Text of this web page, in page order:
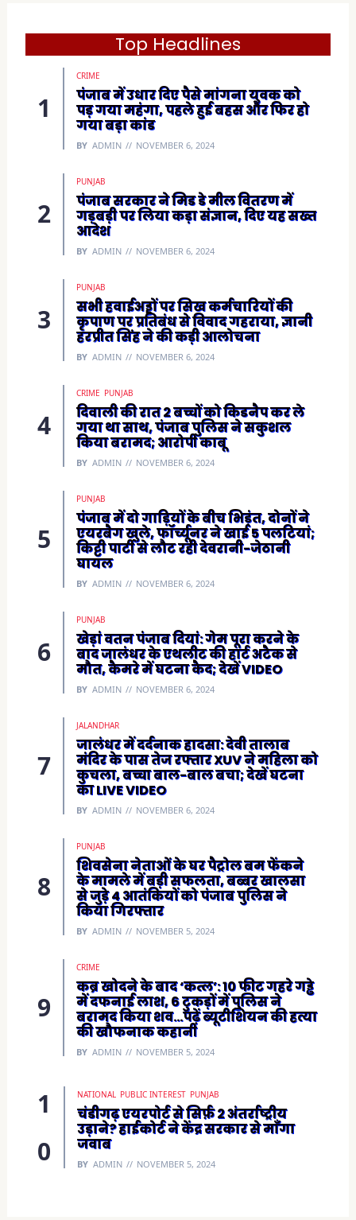
e
s
e
w
Top Headlines
CRIME
पंजाब में उधार दिए पैसे मांगना युवक को
पड़ गया महंगा, पहले हुई बहस और फिर हो
गया बड़ा कांड
BY ADMIN NOVEMBER 6, 2024
PUNJAB
पंजाब सरकार ने मिड डे मील वितरण में
गड़बड़ी पर लिया कड़ा संज्ञान, दिए यह सख्त
आदेश
BY ADMIN NOVEMBER 6, 2024
PUNJAB
सभी हवाईअड्डों पर सिख कर्मचारियों की
कृपाण पर प्रतिबंध से विवाद गहराया, ज्ञानी
हरप्रीत सिंह ने की कड़ी आलोचना
BY ADMIN NOVEMBER 6, 2024
CRIME PUNJAB
दिवाली की रात 2 बच्चों को किडनैप कर ले
गया था साथ, पंजाब पुलिस ने सकुशल
किया बरामद; आरोपी काबू
BY ADMIN NOVEMBER 6, 2024
PUNJAB
पंजाब में दो गाड़ियों के बीच भिड़ंत, दोनों ने
एयरबैग खुले, फॉर्च्यूनर ने खाई 5 पलटियां;
किट्टी पार्टी से लौट रही देवरानी-जेठानी
घायल
BY ADMIN NOVEMBER 6, 2024
PUNJAB
खेड़ां वतन पंजाब दियां: गेम पूरा करने के
बाद जालंधर के एथलीट की हार्ट अटैक से
मौत, कैमरे में घटना कैद; देखें VIDEO
BY ADMIN NOVEMBER 6, 2024
JALANDHAR
जालंधर में दर्दनाक हादसा: देवी तालाब
मंदिर के पास तेज रफ्तार XUV ने महिला को
कुचला, बच्चा बाल-बाल बचा; देखें घटना
का LIVE VIDEO
BY ADMIN NOVEMBER 6, 2024
PUNJAB
शिवसेना नेताओं के घर पैट्रोल बम फेंकने
के मामले में बड़ी सफलता, बब्बर खालसा
से जुड़े 4 आतंकियों को पंजाब पुलिस ने
किया गिरफ्तार
BY ADMIN NOVEMBER 5, 2024
CRIME
कब्र खोदने के बाद ‘कत्ल’: 10 फीट गहरे गड्ढे
में दफनाई लाश, 6 टुकड़ों में पुलिस ने
बरामद किया शव…पढ़ें ब्यूटीशियन की हत्या
की खौफनाक कहानी
BY ADMIN NOVEMBER 5, 2024
NATIONAL PUBLIC INTEREST PUNJAB
चंडीगढ़ एयरपोर्ट से सिर्फ़ 2 अंतर्राष्ट्रीय
उड़ाने? हाईकोर्ट ने केंद्र सरकार से माँगा
जवाब
BY ADMIN NOVEMBER 5, 2024